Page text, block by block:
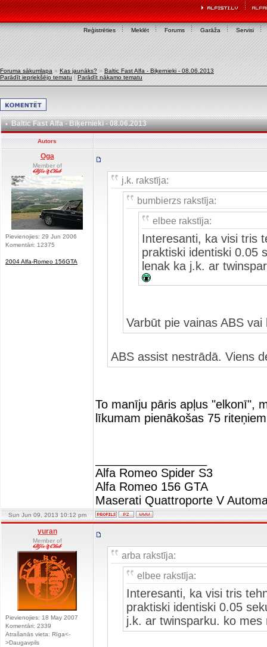
Reģistrēties Meklēt Forums Garāža Servisi
Foruma sākumlapa » Kas jaunāks? » Baltic Fast Alfa - Biķernieki - 08.06.2013
Parādīt iepriekšējo tematu | Parādīt nākamo tematu
Baltic Fast Alfa - Biķernieki - 08.06.2013
Autors
Oga
Member of
Pievienojies: 29 Jun 2006
Komentāri: 12375
2004 Alfa-Romeo 156GTA
j.k. rakstīja:
bumbierzs rakstīja:
elbee rakstīja:
Interesanti, ka visi tris
praktiski identiski 0.05
lenak ka j.k. ar
Varbūt pie vainas ABS
ABS assist nestrādā. Viens
To manīju pāris apļus "elkonī",
līkumam pienākošas 75
Alfa Romeo Spider S3
Alfa Romeo 156 GTA
Maserati Quattroporte V
Sun Jun 09, 2013 10:12 pm
yuran
Member of
Pievienojies: 18 May 2007
Komentāri: 2339
Atrašanās vieta: Rīga<-
>Daugavpils
arba rakstīja:
elbee rakstīja:
Interesanti, ka visi tris
praktiski identiski 0.05
j.k. ar twinsparku. ko